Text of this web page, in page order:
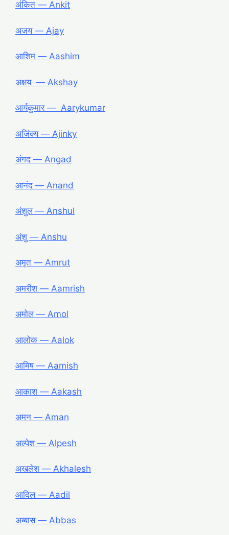
अंकित ― Ankit
अजय ― Ajay
आशिम ― Aashim
अक्षय ― Akshay
आर्यकुमार ― Aarykumar
अजिंक्य ― Ajinky
अंगद ― Angad
आनंद ― Anand
अंशुल ― Anshul
अंशु ― Anshu
अमृत ― Amrut
अमरीश ― Aamrish
अमोल ― Amol
आलोक ― Aalok
आमिष ― Aamish
आकाश ― Aakash
अमन ― Aman
अल्पेश ― Alpesh
अखलेश ― Akhalesh
आदिल ― Aadil
अब्बास ― Abbas